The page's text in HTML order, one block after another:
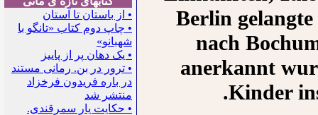
• از باستان تا آستان
• چاپ دوم کتاب «تانگو با
شهبانو»
• یک دهان پر از پاییز
• ترور در بن. رمانی مستند
در باره فریدون فرخزاد
منتشر شد
• حکایت یار سمرقندی.
Berlin
nach
anerkannt
Kinder